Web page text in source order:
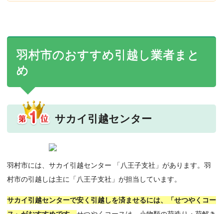
羽村市のおすすめ引越し業者まと
め
サカイ引越センター
羽村市には、サカイ引越センター 「八王子支社」があります。羽
村市の引越しは主に「八王子支社」が担当しています。
サカイ引越センターで安く引越しを済ませるには、「せつやくコー